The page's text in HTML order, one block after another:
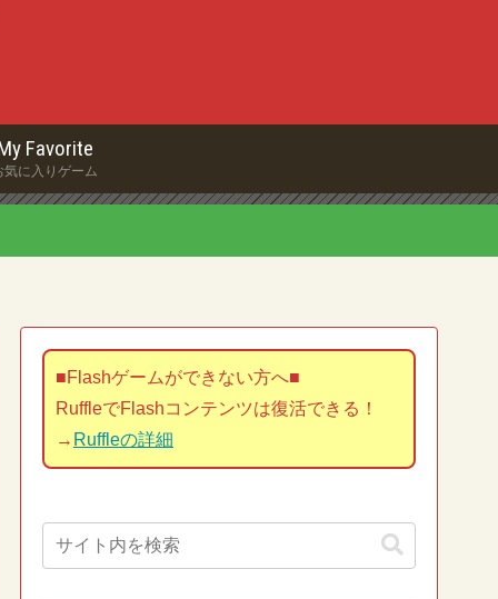
Favorite
気に入りゲーム
■Flashゲームができない方へ■
RuffleでFlashコンテンツは復活できる！
→ Ruffleの詳細